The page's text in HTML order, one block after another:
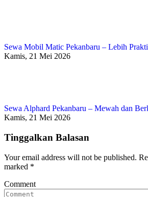
Sewa Mobil Matic Pekanbaru – Lebih
Kamis, 21 Mei 2026
Sewa Alphard Pekanbaru – Mewah dan
Kamis, 21 Mei 2026
Tinggalkan Balasan
Your email address will not be published.
marked *
Comment